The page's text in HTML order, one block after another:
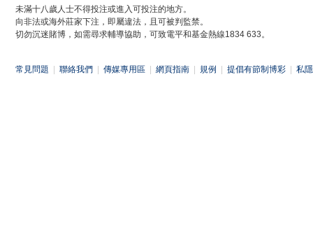
未滿十八歲人士不得投注或進入可投注的地方。
向非法或海外莊家下注，即屬違法，且可被判監禁。
切勿沉迷賭博，如需尋求輔導協助，可致電平和基金熱線1834 633。
常見問題 聯絡我們 傳媒專用區 網頁指南 規例 提倡有節制博彩 私